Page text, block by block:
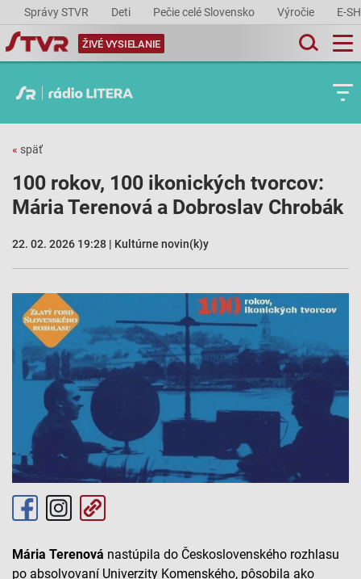
Správy STVR Deti Pečie celé Slovensko Výročie E-
ŽIVÉ VYSIELANIE
« späť
100 rokov, 100 ikonických tvorcov:
Mária Terenová a Dobroslav Chrobák
22. 02. 2026 19:28 | Kultúrne novin(k)y
Mária Terenová nastúpila do Československého rozhlasu
po absolvovaní Univerzity Komenského, pôsobila ako